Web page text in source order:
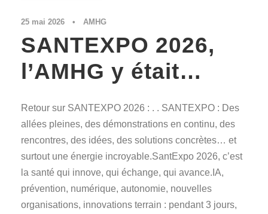
25 mai 2026 • AMHG
SANTEXPO 2026,
l’AMHG y était…
Retour sur SANTEXPO 2026 : . . SANTEXPO : Des
allées pleines, des démonstrations en continu, des
rencontres, des idées, des solutions concrètes… et
surtout une énergie incroyable.SantExpo 2026, c’est
la santé qui innove, qui échange, qui avance.IA,
prévention, numérique, autonomie, nouvelles
organisations, innovations terrain : pendant 3 jours,